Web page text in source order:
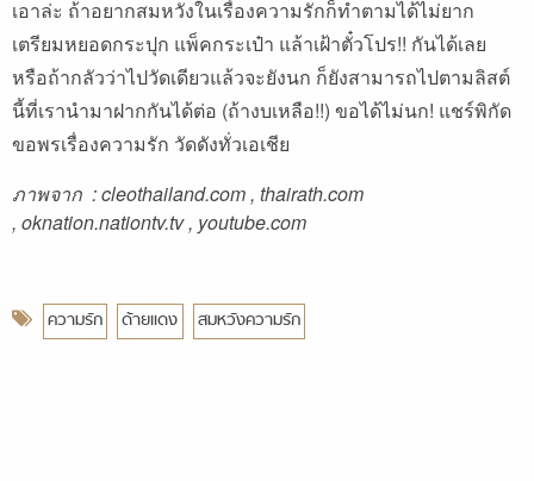
เอาล่ะ ถ้าอยากสมหวังในเรื่องความรักก็ทำตามได้ไม่ยาก
เตรียมหยอดกระปุก แพ็คกระเป๋า แล้าเฝ้าตั๋วโปร!! กันได้เลย
หรือถ้ากลัวว่าไปวัดเดียวแล้วจะยังนก ก็ยังสามารถไปตามลิสต์
นี้ที่เรานำมาฝากกันได้ต่อ (ถ้างบเหลือ!!) ขอได้ไม่นก! แชร์พิกัด
ขอพรเรื่องความรัก วัดดังทั่วเอเชีย
ภาพจาก :cleothailand.com , thairath.com
, oknation.nationtv.tv , youtube.com
ความรัก ด้ายแดง สมหวังความรัก